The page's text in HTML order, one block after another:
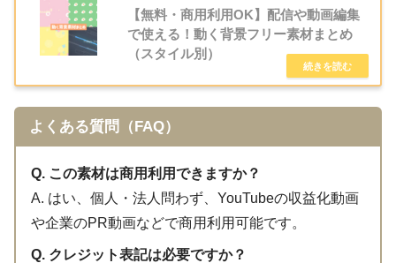
【無料・商用利用OK】配信や動画編集
で使える！動く背景フリー素材まとめ
（スタイル別）
よくある質問（FAQ）
Q. この素材は商用利用できますか？
A. はい、個人・法人問わず、YouTubeの収益化動画
や企業のPR動画などで商用利用可能です。
Q. クレジット表記は必要ですか？